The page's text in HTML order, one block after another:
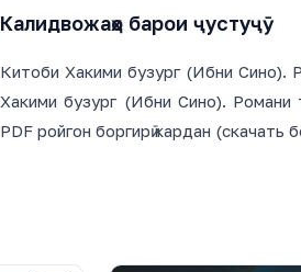
Калидвожаҳо барои ҷустуҷӯ
Китоби Хакими бузург (Ибни Сино).
Хакими бузург (Ибни Сино). Романи
PDF ройгон боргирӣ кардан (скачать